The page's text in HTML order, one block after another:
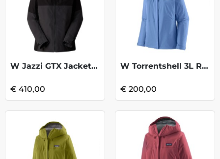
W Jazzi GTX Jacket - Anthracite
€ 410,00
W Torrentshell 3L Rain Jkt - Abundant Bl
€ 200,00